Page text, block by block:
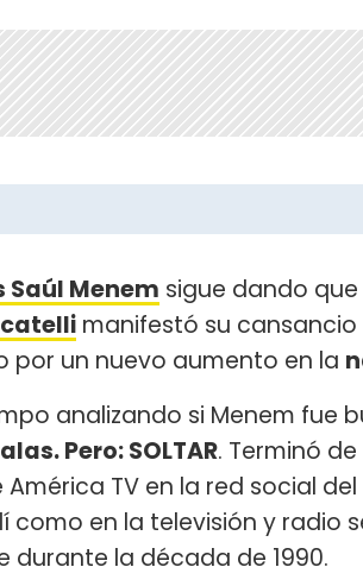
Saúl Menem sigue dando
manifestó su
por un nuevo aumento en la
analizando si Menem fue
Pero: SOLTAR. Terminó
TV en la red social
como en la televisión y radio
durante la década de 1990.